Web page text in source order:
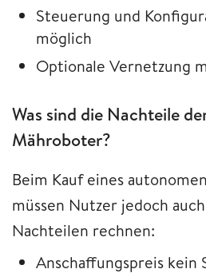
Steuerung und
möglich
Optionale Vernetzung
Was sind die Nachteile
Mähroboter?
Beim Kauf eines
müssen Nutzer jedoch
Nachteilen rechnen:
Anschaffungspreis kein